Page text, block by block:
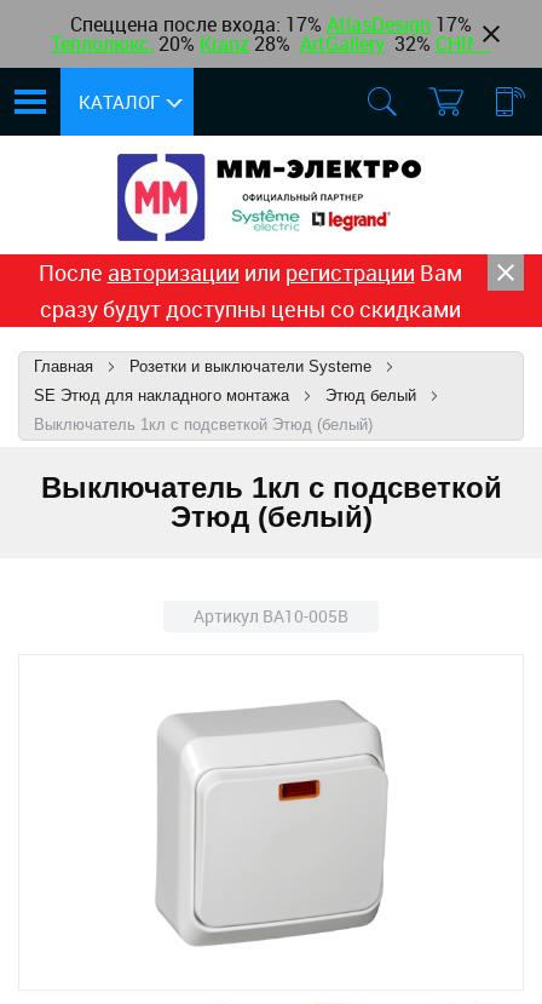
Спеццена после входа: 17% AtlasDesign 17%
Теплолюкс, 20% Kranz 28% ArtGallery 32% CHINT
КАТАЛОГ
После авторизации или регистрации Вам
сразу будут доступны цены со скидками
Главная
Розетки и выключатели Systeme
SE Этюд для накладного монтажа
Этюд белый
Выключатель 1кл с подсветкой Этюд (белый)
Выключатель 1кл с подсветкой
Этюд (белый)
Артикул BA10-005B